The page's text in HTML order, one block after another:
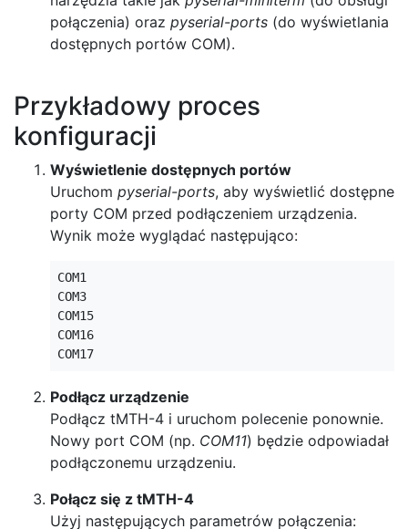
połączenia) oraz pyserial-ports (do wyświetlania
dostępnych portów COM).
Przykładowy proces
konfiguracji
Wyświetlenie dostępnych portów
Uruchom pyserial-ports, aby wyświetlić dostępne
porty COM przed podłączeniem urządzenia.
Wynik może wyglądać następująco:
COM1
COM3
COM15
COM16
COM17
Podłącz urządzenie
Podłącz tMTH-4 i uruchom polecenie ponownie.
Nowy port COM (np. COM11) będzie odpowiadał
podłączonemu urządzeniu.
Połącz się z tMTH-4
Użyj następujących parametrów połączenia: